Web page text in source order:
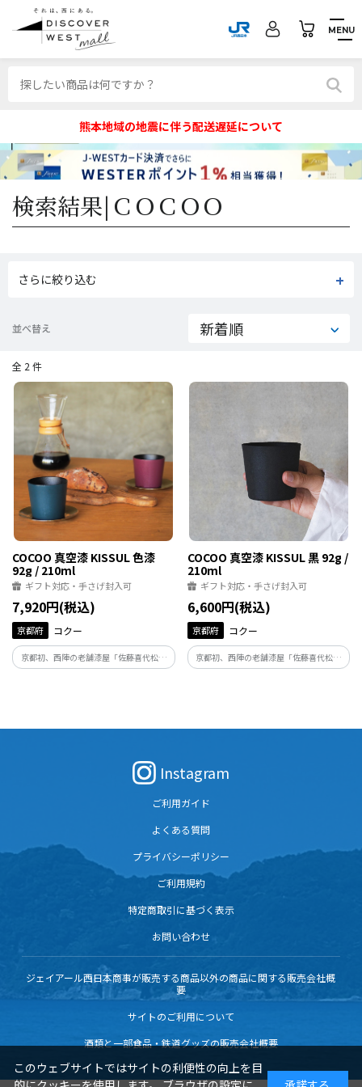
MENU
熊本地域の地震に伴う配送遅延について
検索結果| ＣＯＣＯＯ
さらに絞り込む
並べ替え
全 2 件
COCOO 真空漆 KISSUL 色漆
92g / 210ml
ギフト対応・手さげ封入可
7,920円(税込)
京都府 コクー
京都初、西陣の老舗漆屋「佐藤喜代松商
店」と共同開発。心地よさを追求した、
COCOO 真空漆 KISSUL 黒 92g /
210ml
ギフト対応・手さげ封入可
6,600円(税込)
京都府 コクー
京都初、西陣の老舗漆屋「佐藤喜代松商
店」と共同開発。心地よさを追求した、
Instagram
ご利用ガイド
よくある質問
プライバシーポリシー
ご利用規約
特定商取引に基づく表示
お問い合わせ
ジェイアール西日本商事が販売する商品以外の商品に関する販売会社概
要
サイトのご利用について
酒類と一部食品・鉄道グッズの販売会社概要
このウェブサイトではサイトの利便性の向上を目